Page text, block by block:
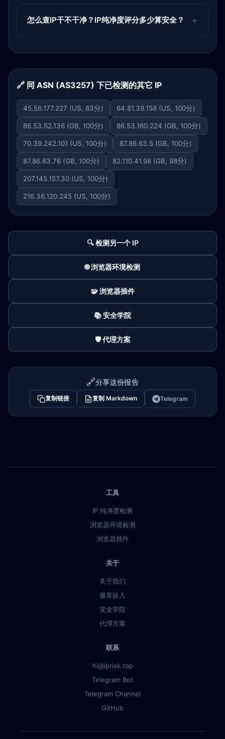
怎么查IP干不干净？IP纯净度评分多少算安全？
🔗 同 ASN (AS3257) 下已检测的其它 IP
45.56.177.227 (US, 83分) 64.81.39.158 (US, 100分)
86.53.52.136 (GB, 100分) 86.53.160.224 (GB, 100分)
70.39.242.101 (US, 100分) 87.86.63.5 (GB, 100分)
87.86.63.76 (GB, 100分) 82.110.41.98 (GB, 98分)
207.145.157.30 (US, 100分)
216.36.120.245 (US, 100分)
🔍 检测另一个 IP
🌐 浏览器环境检测
🧩 浏览器插件
📚 安全学院
🛡️ 代理方案
🔗分享这份报告
复制链接 复制 Markdown Telegram
工具
IP 纯净度检测
浏览器环境检测
浏览器插件
关于
关于我们
徽章嵌入
安全学院
代理方案
联系
hi@iprisk.top
Telegram Bot
Telegram Channel
GitHub